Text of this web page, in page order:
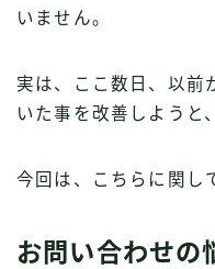
いません。
実は、ここ数日、以前
いた事を改善しようと
今回は、こちらに関し
お問い合わせの